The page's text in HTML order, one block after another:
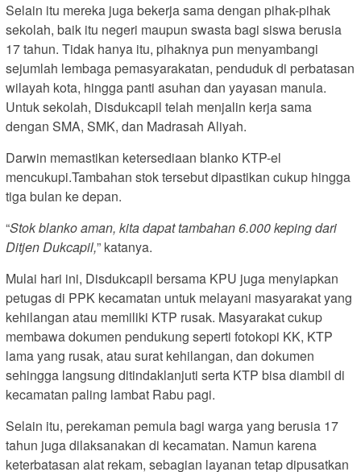
Selain itu mereka juga bekerja sama dengan pihak-pihak
sekolah, baik itu negeri maupun swasta bagi siswa berusia
17 tahun. Tidak hanya itu, pihaknya pun menyambangi
sejumlah lembaga pemasyarakatan, penduduk di perbatasan
wilayah kota, hingga panti asuhan dan yayasan manula.
Untuk sekolah, Disdukcapil telah menjalin kerja sama
dengan SMA, SMK, dan Madrasah Aliyah.
Darwin memastikan ketersediaan blanko KTP-el
mencukupi.Tambahan stok tersebut dipastikan cukup hingga
tiga bulan ke depan.
“Stok blanko aman, kita dapat tambahan 6.000 keping dari
Ditjen Dukcapil,” katanya.
Mulai hari ini, Disdukcapil bersama KPU juga menyiapkan
petugas di PPK kecamatan untuk melayani masyarakat yang
kehilangan atau memiliki KTP rusak. Masyarakat cukup
membawa dokumen pendukung seperti fotokopi KK, KTP
lama yang rusak, atau surat kehilangan, dan dokumen
sehingga langsung ditindaklanjuti serta KTP bisa diambil di
kecamatan paling lambat Rabu pagi.
Selain itu, perekaman pemula bagi warga yang berusia 17
tahun juga dilaksanakan di kecamatan. Namun karena
keterbatasan alat rekam, sebagian layanan tetap dipusatkan